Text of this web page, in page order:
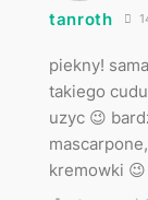
tanroth
piekny!
takiego
uzyc 😉
kremowki 😉